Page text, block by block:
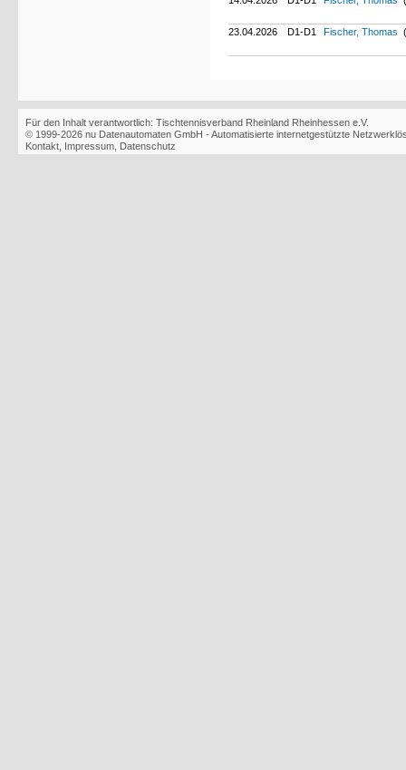
23.04.2026 D1-D1 Fischer, Thomas
Für den Inhalt verantwortlich: Tischtennisverband Rheinland Rheinhessen e.V.
© 1999-2026 nu Datenautomaten GmbH - Automatisierte internetgestützte
Kontakt Impressum Datenschutz